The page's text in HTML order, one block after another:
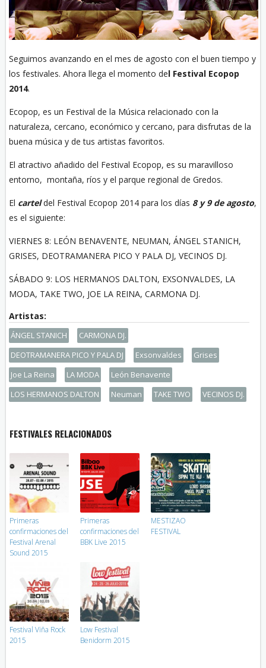
Seguimos avanzando en el mes de agosto con el buen tiempo y
los festivales. Ahora llega el momento del Festival Ecopop
2014.
Ecopop, es un Festival de la Música relacionado con la
naturaleza, cercano, económico y cercano, para disfrutas de la
buena música y de tus artistas favoritos.
El atractivo añadido del Festival Ecopop, es su maravilloso
entorno, montaña, ríos y el parque regional de Gredos.
El carteldel Festival Ecopop 2014 para los días 8 y 9 de agosto,
es el siguiente:
VIERNES 8: LEÓN BENAVENTE, NEUMAN, ÁNGEL STANICH,
GRISES, DEOTRAMANERA PICO Y PALA DJ, VECINOS DJ.
SÁBADO 9: LOS HERMANOS DALTON, EXSONVALDES, LA
MODA, TAKE TWO, JOE LA REINA, CARMONA DJ.
ÁNGEL STANICH
CARMONA DJ.
DEOTRAMANERA PICO Y PALA DJ
Exsonvaldes
Grises
Joe La Reina
LA MODA
León Benavente
LOS HERMANOS DALTON
Neuman TAKE TWO VECINOS DJ.
FESTIVALES RELACIONADOS
Primeras
confirmaciones del
Festival Arenal
Sound 2015
Primeras
confirmaciones del
BBK Live 2015
MESTIZAO
FESTIVAL
Festival Viña Rock
2015
Low Festival
Benidorm 2015